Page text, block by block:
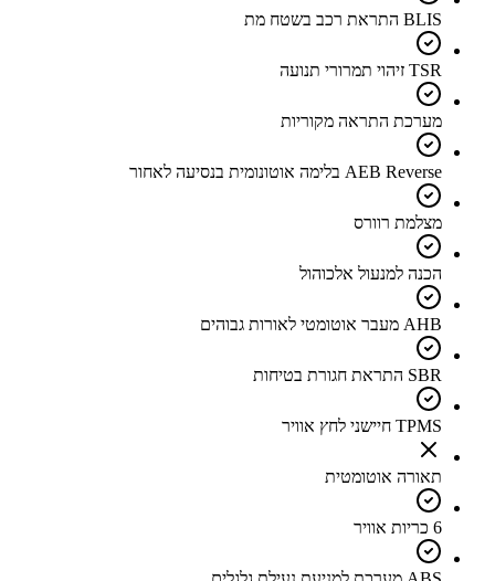
BLIS התראת רכב בשטח מת
TSR זיהוי תמרורי תנועה
מערכת התראה מקוריות
AEB Reverse בלימה אוטונומית בנסיעה לאחור
מצלמת רוורס
הכנה למנעול אלכוהול
AHB מעבר אוטומטי לאורות גבוהים
SBR התראת חגורת בטיחות
TPMS חיישני לחץ אוויר
תאורה אוטומטית
6 כריות אוויר